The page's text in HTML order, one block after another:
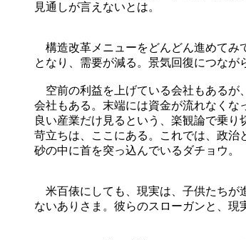
見通しが言えないとは。
構造改革メニューをどんどん進めてみ
となり、需要が減る。景気回復につなが
空前の利益を上げている会社もあるが
会社もある。末端には資金が流れなくな
良い産業だけ見るという、楽観論で乗り
苛立ちは、ここにある。これでは、政治
砂の中に首を突っ込んでいるダチョウ。
米百俵にしても、現実は、子供たちが
ないありさま。彼らのスローガンと、現